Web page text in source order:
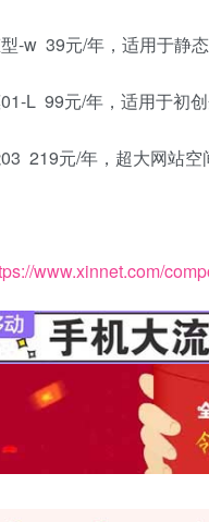
-w 39元/年，适用于静态
L 99元/年，适用于初创
219元/年，超大网站空
www.xinnet.com/